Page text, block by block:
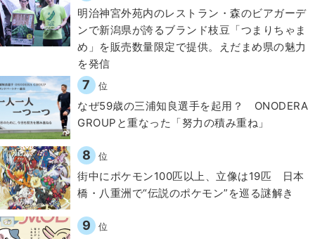
明治神宮外苑内のレストラン・森のビアガーデ
ンで新潟県が誇るブランド枝豆「つまりちゃま
め」を販売数量限定で提供。えだまめ県の魅力
を発信
7 位
なぜ59歳の三浦知良選手を起用？ ONODERA
GROUPと重なった「努力の積み重ね」
8 位
街中にポケモン100匹以上、立像は19匹 日本
橋・八重洲で“伝説のポケモン”を巡る謎解き
9 位